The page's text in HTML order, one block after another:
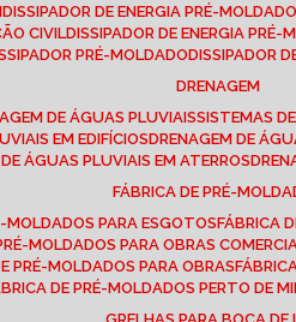
DISSIPADOR DE ENERGIA PRÉ-
CIVIL DISSIPADOR DE ENERGIA
PRÉ-MOLDADO DISSIPADOR
DRENAGEM
DE ÁGUAS PLUVIAIS SISTEMAS
EM EDIFÍCIOS DRENAGEM DE
DE ÁGUAS PLUVIAIS EM ATERROS
FÁBRICA DE PRÉ-
MOLDADOS PARA ESGOTOS FÁBRICA
MOLDADOS PARA OBRAS
PRÉ-MOLDADOS PARA OBRAS
DE PRÉ-MOLDADOS PERTO DE